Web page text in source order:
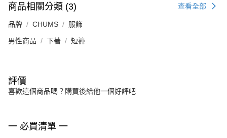
商品相關分類 (3) 查看全部
品牌 CHUMS 服飾
男性商品 下著 短褲
評價
喜歡這個商品嗎？購買後給他一個好評吧
一 必買清單 一